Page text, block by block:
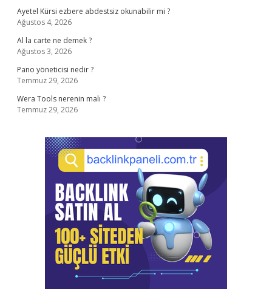
Ayetel Kürsi ezbere abdestsiz okunabilir mi ?
Ağustos 4, 2026
Al la carte ne demek ?
Ağustos 3, 2026
Pano yöneticisi nedir ?
Temmuz 29, 2026
Wera Tools nerenin malı ?
Temmuz 29, 2026